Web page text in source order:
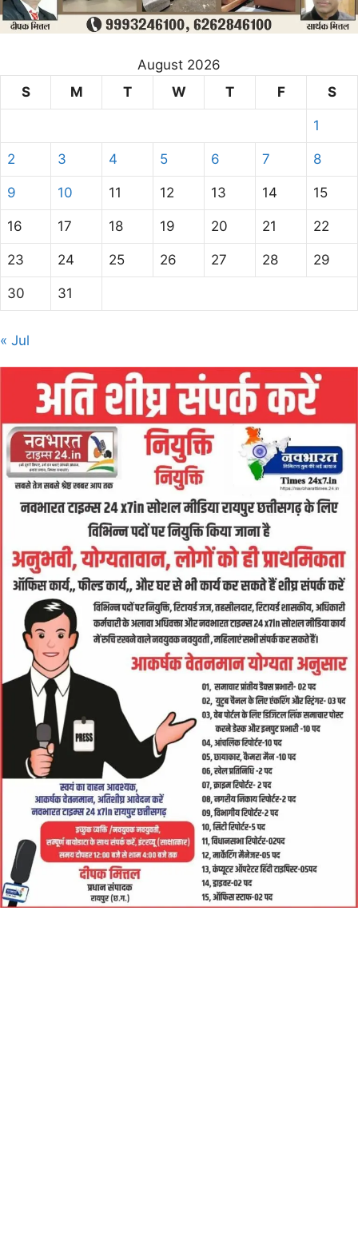
August 2026
S
M T W T F S
1
2 3 4 5 6 7 8
9 10 11 12 13 14 15
16 17 18 19 20 21 22
23 24 25 26 27 28 29
30 31
« Jul